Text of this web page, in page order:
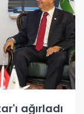
ağırladı